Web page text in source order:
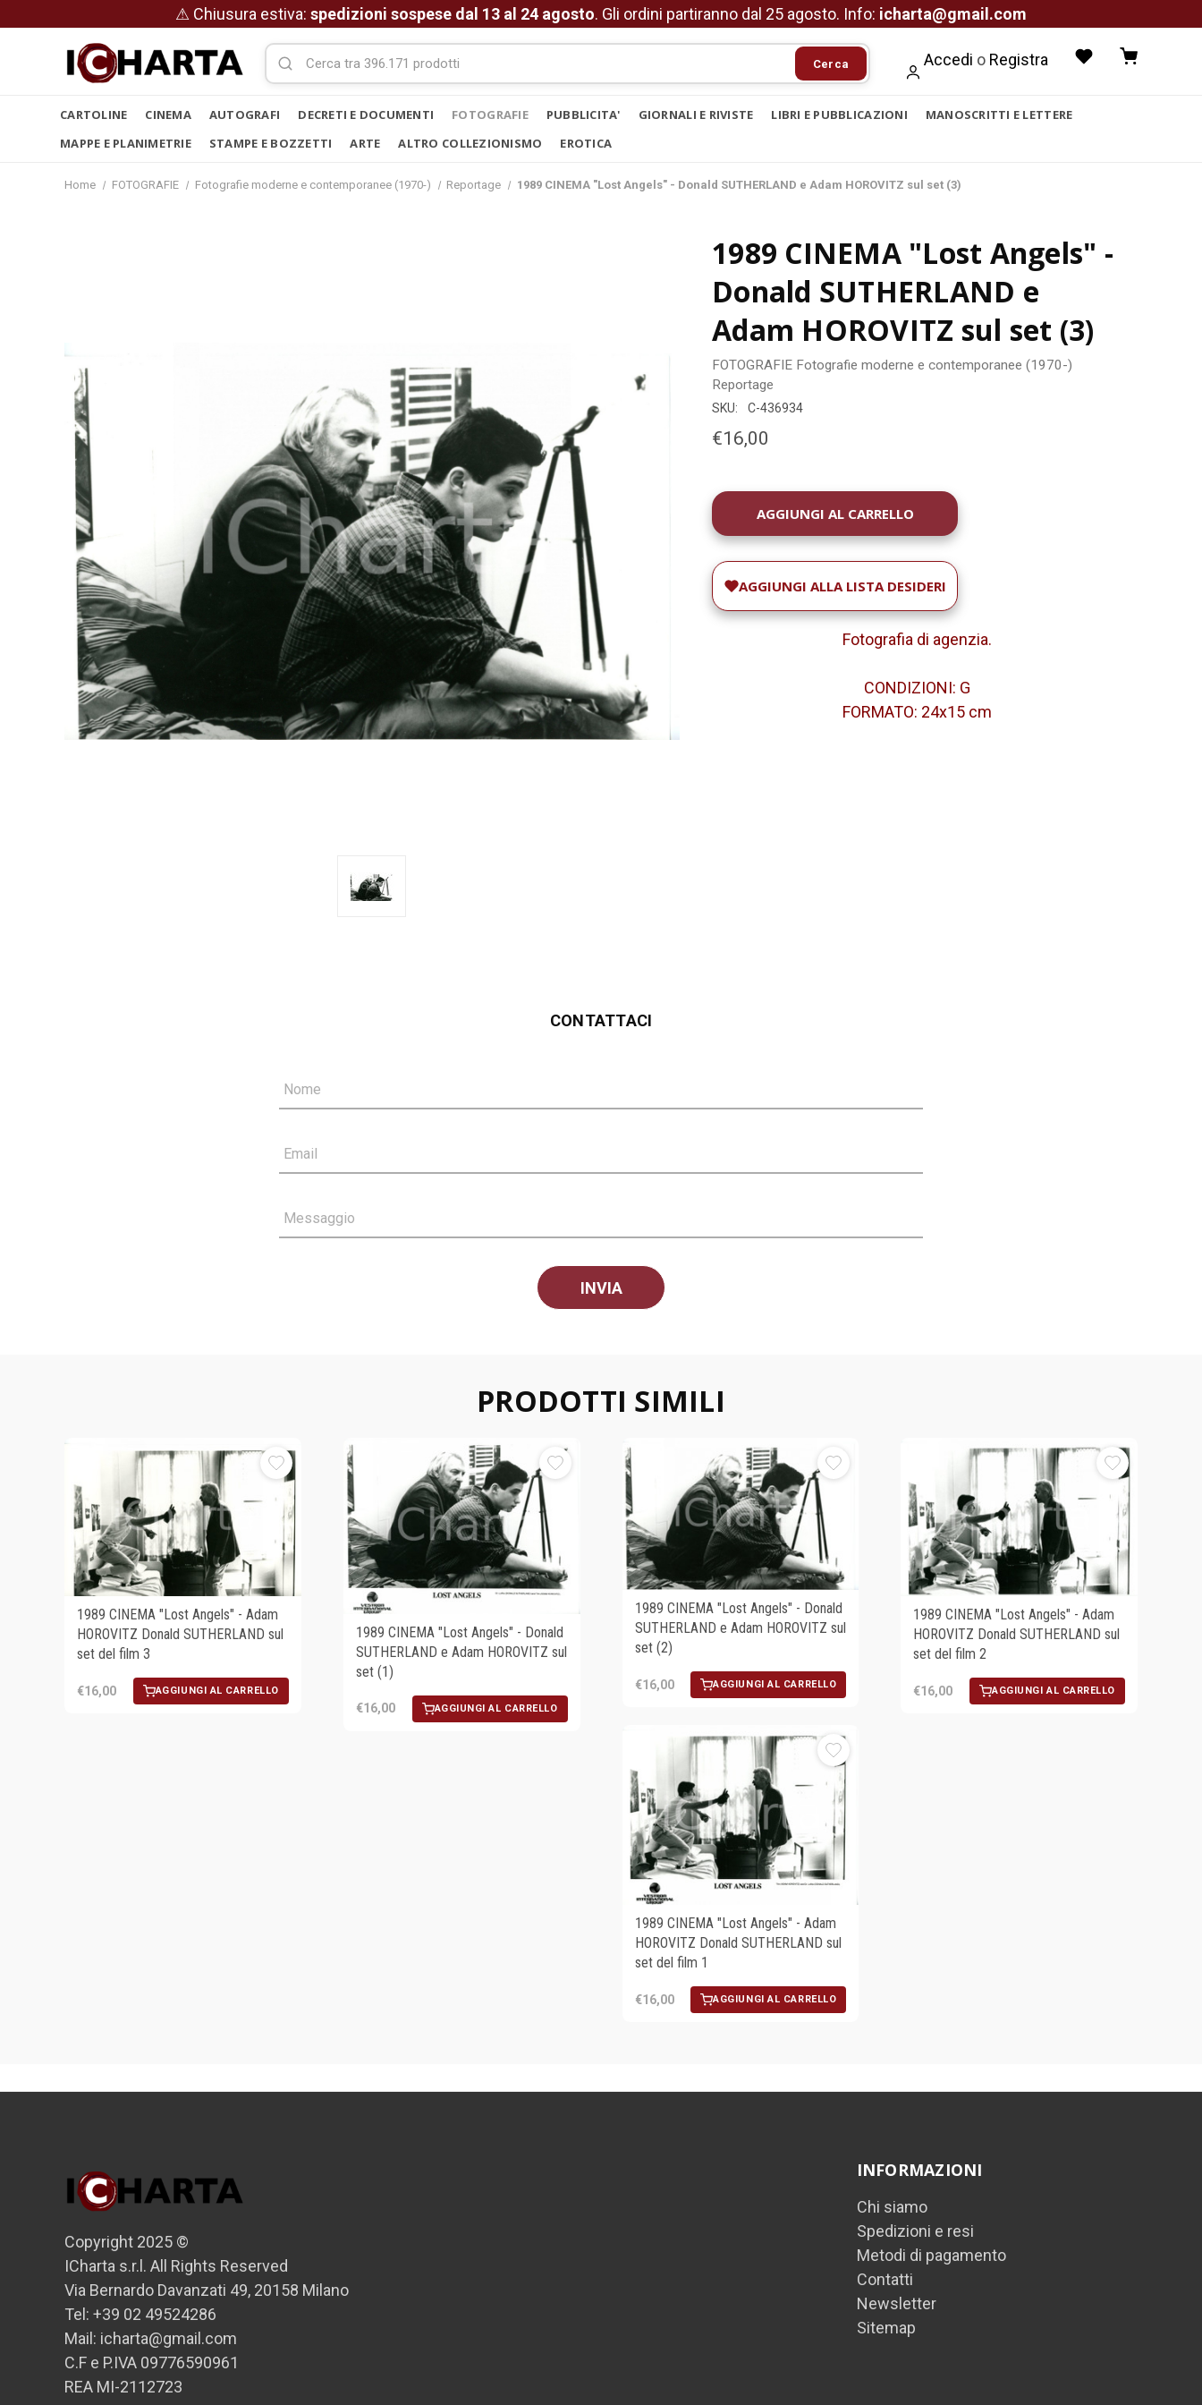
⚠ Chiusura estiva: spedizioni sospese dal 13 al 24 agosto. Gli ordini partiranno dal 25 agosto. Info: icharta@gmail.com
Cerca Accedi o Registra
CARTOLINE CINEMA AUTOGRAFI DECRETI E DOCUMENTI FOTOGRAFIE PUBBLICITA' GIORNALI E RIVISTE LIBRI E PUBBLICAZIONI
MANOSCRITTI E LETTERE
MAPPE E PLANIMETRIE
STAMPE E BOZZETTI ARTE ALTRO COLLEZIONISMO EROTICA
Home FOTOGRAFIE Fotografie moderne e contemporanee (1970-) Reportage 1989 CINEMA "Lost Angels" - Donald SUTHERLAND e Adam HOROVITZ sul set (3)
1989 CINEMA "Lost Angels" -
Donald SUTHERLAND e
Adam HOROVITZ sul set (3)
FOTOGRAFIE Fotografie moderne e contemporanee (1970-)
Reportage
SKU: C-436934
€16,00
DISPONIBILITÀ
ATTUALE:
AGGIUNGI ALLA LISTA DESIDERI
Fotografia di agenzia.
CONDIZIONI: G
FORMATO: 24x15 cm
CONTATTACI
Nome
Email
Messaggio
PRODOTTI SIMILI
1989 CINEMA "Lost Angels" - Adam
HOROVITZ Donald SUTHERLAND sul
set del film 3
€16,00 AGGIUNGI AL CARRELLO
1989 CINEMA "Lost Angels" - Donald
SUTHERLAND e Adam HOROVITZ sul
set (1)
€16,00 AGGIUNGI AL CARRELLO
1989 CINEMA "Lost Angels" - Donald
SUTHERLAND e Adam HOROVITZ sul
set (2)
€16,00 AGGIUNGI AL CARRELLO
1989 CINEMA "Lost Angels" - Adam
HOROVITZ Donald SUTHERLAND sul
set del film 2
€16,00 AGGIUNGI AL CARRELLO
1989 CINEMA "Lost Angels" - Adam
HOROVITZ Donald SUTHERLAND sul
set del film 1
€16,00 AGGIUNGI AL CARRELLO
Copyright 2025 ©
ICharta s.r.l. All Rights Reserved
Via Bernardo Davanzati 49, 20158 Milano
Tel: +39 02 49524286
Mail: icharta@gmail.com
C.F e P.IVA 09776590961
REA MI-2112723
INFORMAZIONI
Chi siamo
Spedizioni e resi
Metodi di pagamento
Contatti
Newsletter
Sitemap